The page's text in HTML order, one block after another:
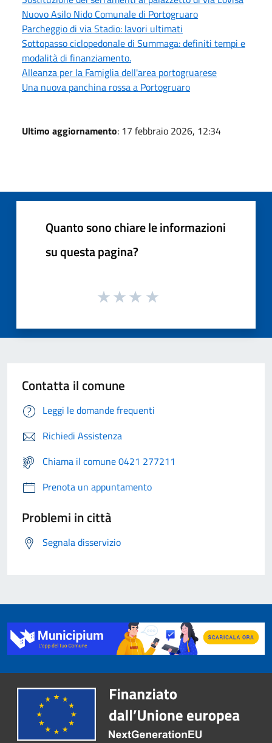
Nuovo Asilo Nido Comunale di Portogruaro
Parcheggio di via Stadio: lavori ultimati
Sottopasso ciclopedonale di Summaga: definiti tempi e
modalità di finanziamento.
Alleanza per la Famiglia dell'area portogruarese
Una nuova panchina rossa a Portogruaro
Ultimo aggiornamento: 17 febbraio 2026, 12:34
Quanto sono chiare le informazioni
su questa pagina?
Contatta il comune
Leggi le domande frequenti
Richiedi Assistenza
Chiama il comune 0421 277211
Prenota un appuntamento
Problemi in città
Segnala disservizio